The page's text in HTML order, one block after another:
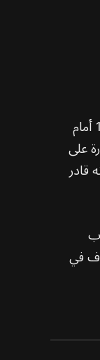
أما المغرب، فقد جمع سبع نقاط من مبارياته الثلاث في المجموعة الثالثة ليحل ثانيًا، خلف البرازيل فقط بفارق الأهداف. وافتتح أسود الأطلس مشوارهم بتعادل 1-1 أمام
على
أنه قادر
أهداف في